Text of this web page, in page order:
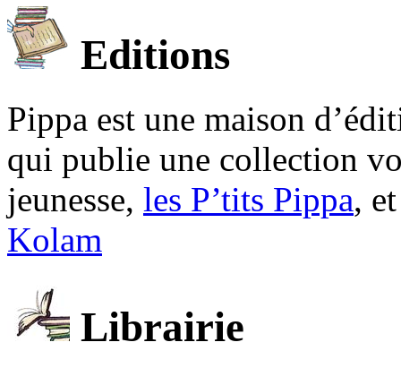
Editions
Pippa est une maison
qui publie une collection
jeunesse, les P’tits Pippa,
Kolam
Librairie